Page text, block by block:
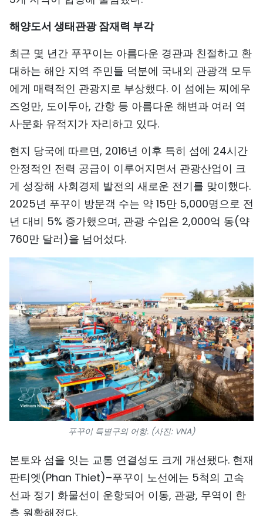
ENGLISH
中文
FRANÇAIS
РУССКИЙ
ESPAÑOL
해양도서 생태관광 잠재력 부각
최근 몇 년간 푸꾸이는 아름다운 경관과 친절하고 환
대하는 해안 지역 주민들 덕분에 국내외 관광객 모두
에게 매력적인 관광지로 부상했다. 이 섬에는 찌에우
즈엉만, 도이두아, 간항 등 아름다운 해변과 여러 역
사·문화 유적지가 자리하고 있다.
현지 당국에 따르면, 2016년 이후 특히 섬에 24시간
안정적인 전력 공급이 이루어지면서 관광산업이 크
게 성장해 사회경제 발전의 새로운 전기를 맞이했다.
2025년 푸꾸이 방문객 수는 약 15만 5,000명으로 전
년 대비 5% 증가했으며, 관광 수입은 2,000억 동(약
760만 달러)을 넘어섰다.
푸꾸이 특별구의 어항. (사진: VNA)
본토와 섬을 잇는 교통 연결성도 크게 개선됐다. 현재
판티엣(Phan Thiet)–푸꾸이 노선에는 5척의 고속
선과 정기 화물선이 운항되어 이동, 관광, 무역이 한
층 원활해졌다.